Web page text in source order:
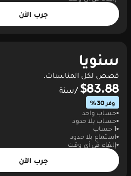
جرب الآن
سنويا
قصص لكل المناسبات.
$83.88 /سنة
وفر 30%
حساب واحد
حساب بلا حدود
1 حساب
استماع بلا حدود
إلغاء في أي وقت
جرب الآن